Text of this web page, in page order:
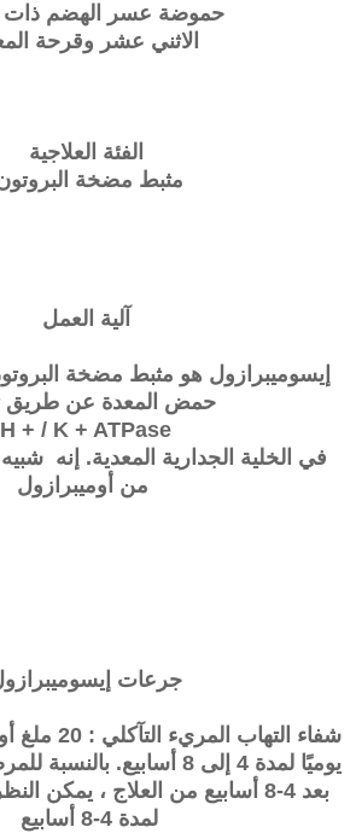
حموضة عسر الهضم ذات
الاثني عشر وقرحة
الفئة العلاجية
مثبط مضخة
آلية العمل
إيسوميبرازول هو مثبط مضخة
حمض المعدة عن طريق
في الخلية الجدارية المعدية. إنه
من أوميبرازول
جرعات
يوميًا لمدة 4 إلى 8 أسابيع.
بعد 4-8 أسابيع من العلاج ، يمكن
لمدة 4-8 أسابيع